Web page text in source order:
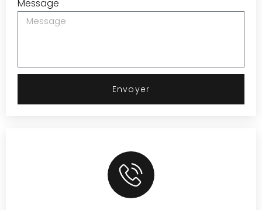
Message
Envoyer